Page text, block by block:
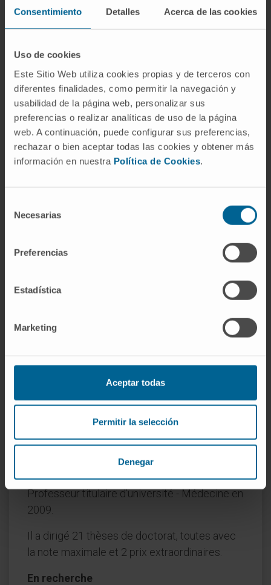
Consentimiento Detalles Acerca de las cookies
Uso de cookies
Este Sitio Web utiliza cookies propias y de terceros con
diferentes finalidades, como permitir la navegación y
usabilidad de la página web, personalizar sus
preferencias o realizar analíticas de uso de la página
web. A continuación, puede configurar sus preferencias,
rechazar o bien aceptar todas las cookies y obtener más
información en nuestra Política de Cookies.
Necesarias
Preferencias
Estadística
Marketing
Aceptar todas
Permitir la selección
Denegar
Étude du diagnostic et du traitement de :
Syndromes myéloprolifératifs chroniques
Il développe un programme de recherche et
d’application clinique en thérapie cellulaire
avec des cellules souches adultes, en
impulsant plusieurs axes de recherche
centrés principalement sur l’utilisation de
maladies cardiovasculaires, ostéo-articulaires
et d’origine immune. Parallèlement, il maintient
et développe une ligne de recherche sur les
dans les néoplasies hématologiques que dans
rôle de ces mécanismes dans la régulation de
Activité
En enseignement
Accrédité Professeur contractuel docteur et
Professeur d’université privée à l’Universidad
de Navarra par l’ANECA en 2007, et
Professeur titulaire d’université - Médecine en
2009.
Il a dirigé 21 thèses de doctorat, toutes avec
la note maximale et 2 prix extraordinaires.
En recherche